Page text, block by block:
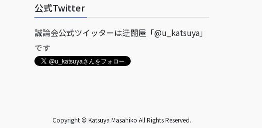
公式Twitter
誠論会公式ツイッターは迂闊屋「@u_katsuya」
です
Copyright © Katsuya Masahiko All Rights Reserved.